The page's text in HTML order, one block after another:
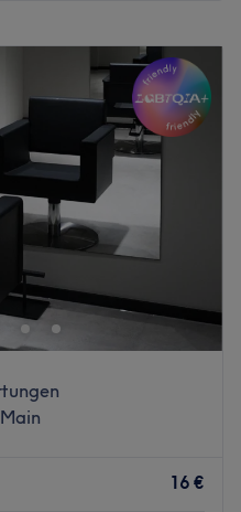
Experten beraten,
gesamte Team freut sich
19:30
10:00
19:30
10:00–19:30
10:00–19:30
10:00–19:30
Geschlossen
Station Frankfurt
zum Wohlfühlen.
Mani- und Pediküre,
Styling.
WLAN, keine Haustiere
16 €